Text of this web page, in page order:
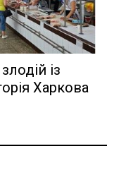
із
Харкова